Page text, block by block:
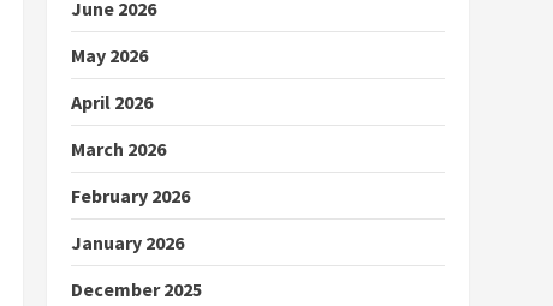
June 2026
May 2026
April 2026
March 2026
February 2026
January 2026
December 2025